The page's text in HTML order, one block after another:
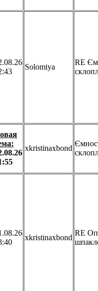
Solomiya
RE
xkristinaxbond
xkristinaxbond
RE